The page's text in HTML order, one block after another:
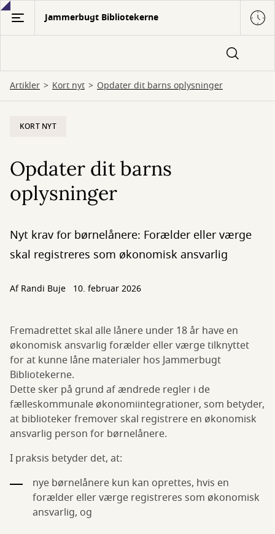
Gå
hovedindhold
Jammerbugt Bibliotekerne
Artikler Kort nyt Opdater dit barns oplysninger
KORT NYT
Opdater dit barns
oplysninger
Nyt krav for børnelånere: Forælder eller værge
skal registreres som økonomisk ansvarlig
AfRandi Buje 10. februar 2026
Fremadrettet skal alle lånere under 18 år have en
økonomisk ansvarlig forælder eller værge tilknyttet
for at kunne låne materialer hos Jammerbugt
Bibliotekerne.
Dette sker på grund af ændrede regler i de
fælleskommunale økonomiintegrationer, som betyder,
at biblioteker fremover skal registrere en økonomisk
ansvarlig person for børnelånere.
I praksis betyder det, at:
nye børnelånere kun kan oprettes, hvis en
forælder eller værge registreres som økonomisk
ansvarlig, og